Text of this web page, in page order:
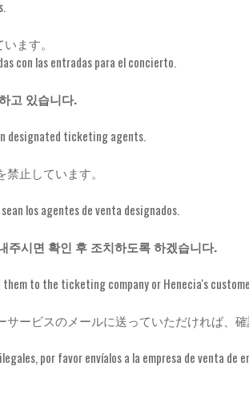
ます。
con las entradas para el concierto.
고 있습니다.
designated ticketing agents.
止しています。
los agentes de venta designados.
주시면 확인 후 조치하도록 하겠습니다.
to the ticketing company or Henecia's
ービスのメールに送っていただければ、確
por favor envíalos a la empresa de venta